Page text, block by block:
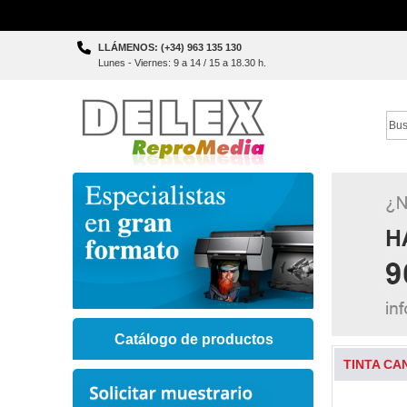
Skip
LLÁMENOS: (+34) 963 135 130
Lunes - Viernes: 9 a 14 / 15 a 18.30 h.
TINTA
Catálogo de productos